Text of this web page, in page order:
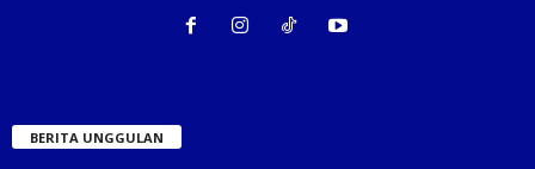
BERITA UNGGULAN